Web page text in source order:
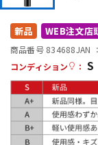
配信/ライ
新品 WEB注文店
商品番号 834688JAN ：
コンディション
： S